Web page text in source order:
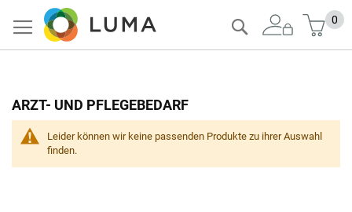
Zum
Inhalt
springen
0
Suche
Leider können wir keine passenden Produkte zu ihrer Auswahl
finden.
ARZT- UND PFLEGEBEDARF